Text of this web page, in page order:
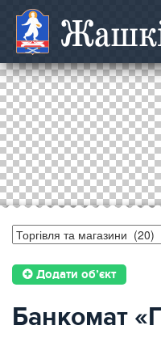
Додати об’єкт
Банкомат